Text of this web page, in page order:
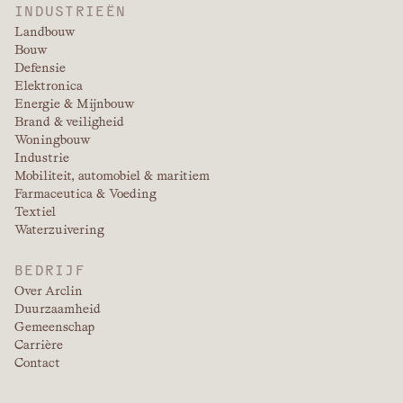
INDUSTRIEËN
Landbouw
Bouw
Defensie
Elektronica
Energie & Mijnbouw
Brand & veiligheid
Woningbouw
Industrie
Mobiliteit, automobiel & maritiem
Farmaceutica & Voeding
Textiel
Waterzuivering
BEDRIJF
Over Arclin
Duurzaamheid
Gemeenschap
Carrière
Contact